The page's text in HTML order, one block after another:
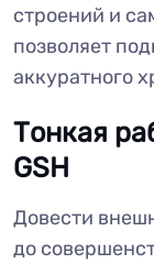
строений и
позволяет
аккуратного
Тонкая
GSH
Довести
до